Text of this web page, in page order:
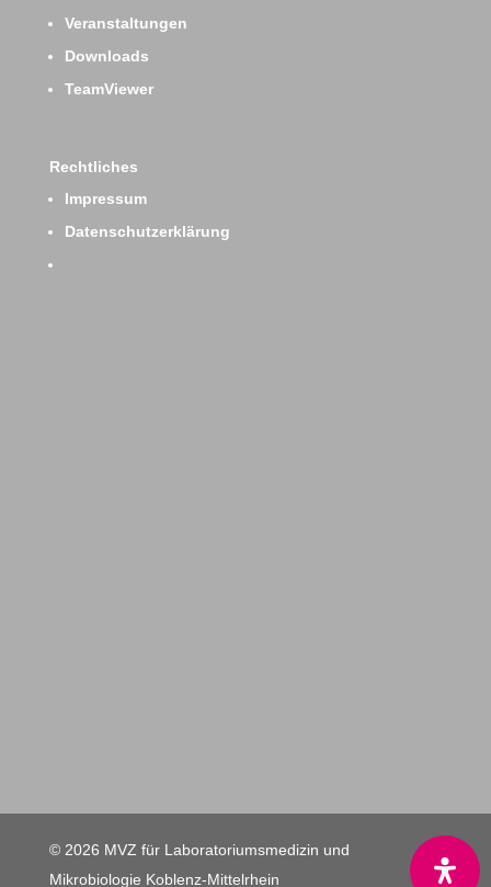
Veranstaltungen
Downloads
TeamViewer
Rechtliches
Impressum
Datenschutzerklärung
© 2026 MVZ für Laboratoriumsmedizin und
Mikrobiologie Koblenz-Mittelrhein